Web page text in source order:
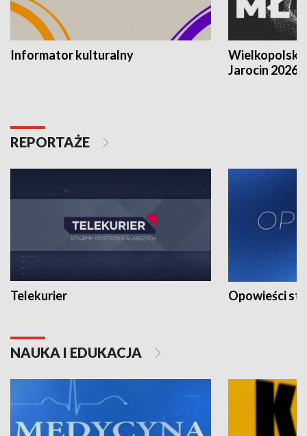
Informator kulturalny
Jarocin 2026
REPORTAŻE
Telekurier Opowieści
NAUKA I EDUKACJA